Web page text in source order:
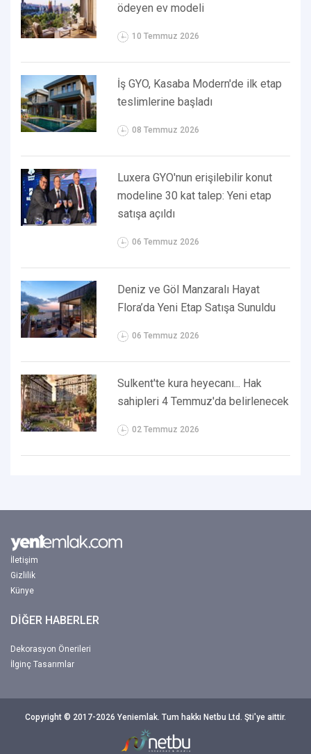
ödeyen ev modeli
10 Temmuz 2026
İş GYO, Kasaba Modern'de ilk etap
teslimlerine başladı
08 Temmuz 2026
Luxera GYO'nun erişilebilir konut
modeline 30 kat talep: Yeni etap
satışa açıldı
06 Temmuz 2026
Deniz ve Göl Manzaralı Hayat
Flora’da Yeni Etap Satışa Sunuldu
06 Temmuz 2026
Sulkent'te kura heyecanı... Hak
sahipleri 4 Temmuz'da belirlenecek
02 Temmuz 2026
İletişim
Gizlilik
Künye
DİĞER HABERLER
Dekorasyon Önerileri
İlginç Tasarımlar
Copyright © 2017-2026 Yeniemlak. Tum hakkı Netbu Ltd. Şti'ye aittir.